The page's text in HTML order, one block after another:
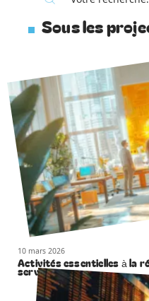
Sous les
10 mars 2026
Activités essentielles à la
services